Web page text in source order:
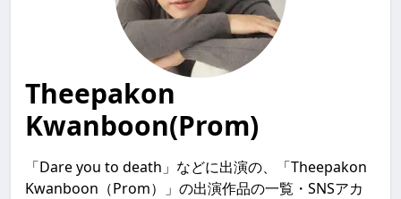
Theepakon
Kwanboon(Prom)
「Dare you to death」などに出演の、「Theepakon
Kwanboon（Prom）」の出演作品の一覧・SNSアカ